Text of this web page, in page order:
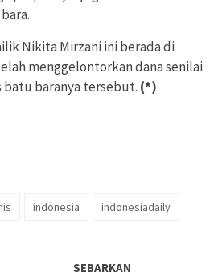
Nikita Mirzani ini berada di
menggelontorkan dana senilai
batu baranya tersebut. (*)
indonesia
indonesiadaily
SEBARKAN